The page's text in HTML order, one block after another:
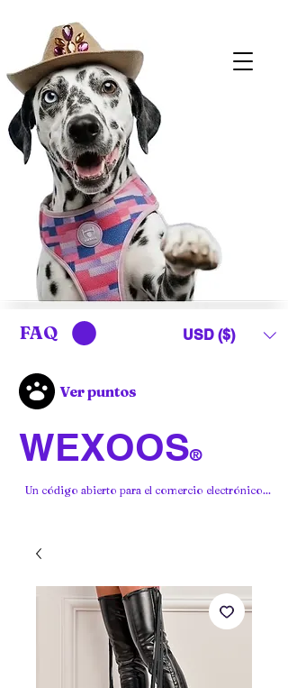
USD ($)
WEXOOS®
Ver puntos
Un código abierto para el comercio electrónico...
FAQ